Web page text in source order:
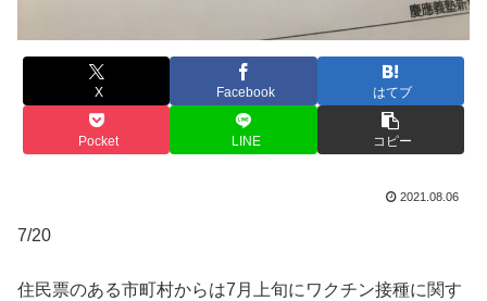
X Facebook はてブ
Pocket LINE コピー
2021.08.06
7/20
住民票のある市町村からは7月上旬にワクチン接種に関す